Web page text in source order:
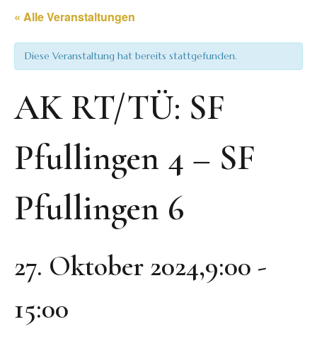
« Alle Veranstaltungen
Diese Veranstaltung hat bereits stattgefunden.
AK RT/TÜ: SF
Pfullingen 4 – SF
Pfullingen 6
27. Oktober 2024,9:00 -
15:00